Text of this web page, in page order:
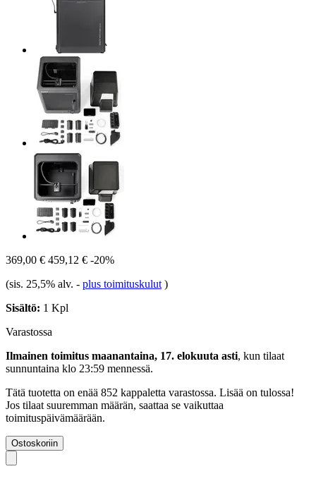
369,00 € 459,12 € -20%
(sis. 25,5% alv. - plus toimituskulut )
Sisältö: 1 Kpl
Varastossa
Ilmainen toimitus maanantaina, 17. elokuuta asti, kun tilaat
sunnuntaina klo 23:59 mennessä.
Tätä tuotetta on enää 852 kappaletta varastossa. Lisää on tulossa!
Jos tilaat suuremman määrän, saattaa se vaikuttaa
toimituspäivämäärään.
Ostoskoriin